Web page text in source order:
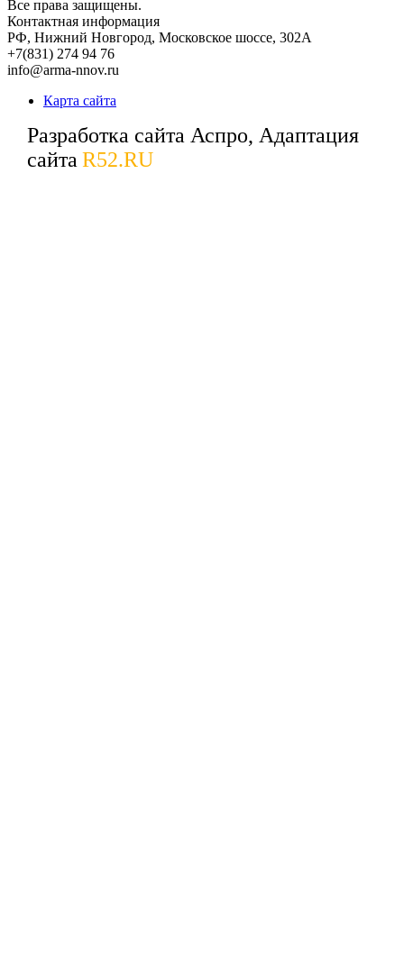
Все права защищены.
Контактная информация
РФ, Нижний Новгород, Московское шоссе, 302А
+7(831) 274 94 76
info@arma-nnov.ru
Карта сайта
Разработка сайта Аспро, Адаптация
сайта R52.RU